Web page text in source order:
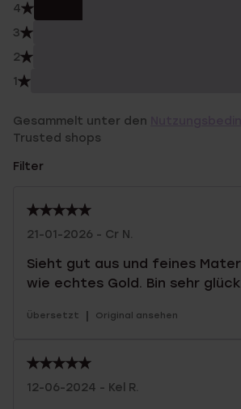
4
3
2
1
Gesammelt unter den
Trusted shops
Filter
21-01-2026 - Cr N.
Sieht gut aus und feines
wie echtes Gold. Bin sehr
Übersetzt | Original ansehen
12-06-2024 - Kel R.